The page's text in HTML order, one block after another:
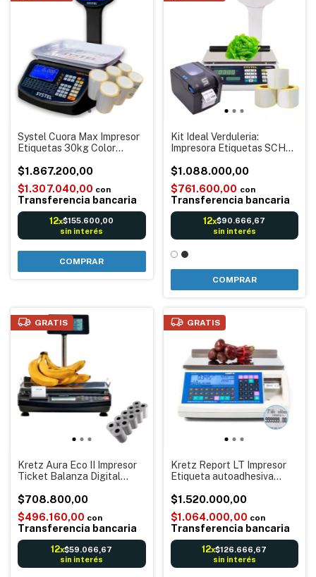
Systel Cuora Max Impresor
Etiquetas 30kg Color
autoadhesiva Balanza
Digital electrónica Código
barras Reportes
$1.867.200,00
$1.307.040,00 con
Transferencia bancaria
12x$155.600,00
sin interés
Kit Ideal Verduleria:
Impresora Etiquetas SCH
Systel Croma + 12 Rollos
Etiquetas
$1.088.000,00
$761.600,00 con
Transferencia bancaria
12x$90.666,67
sin interés
COMPRAR
GRATIS
Kretz Aura Eco II Impresor
Ticket Balanza Digital
Reportes + 10 Rollos
Termicos
$708.800,00
$496.160,00 con
Transferencia bancaria
12x$59.066,67
sin interés
GRATIS
Kretz Report LT Impresor
Etiqueta autoadhesiva
Código barras Reportes -
Sin mástil Visor bajo
$1.520.000,00
$1.064.000,00 con
Transferencia bancaria
12x$126.666,67
sin interés